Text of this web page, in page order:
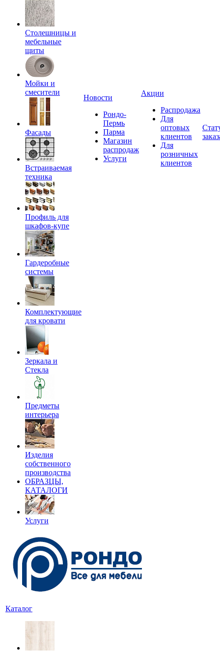
Столешницы и
мебельные
щиты
Мойки и
смесители
Фасады
Встраиваемая
техника
Профиль для
шкафов-купе
Гардеробные
системы
Комплектующие
для кровати
Зеркала и
Стекла
Предметы
интерьера
Изделия
собственного
производства
ОБРАЗЦЫ,
КАТАЛОГИ
Услуги
Новости
Рондо-
Пермь
Парма
Магазин
распродаж
Услуги
Акции
Распродажа
Для
оптовых
клиентов
Для
розничных
клиентов
Каталог